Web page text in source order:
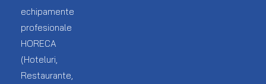
echipamente
profesionale
HORECA
(Hoteluri,
Restaurante,
Livrare
noi